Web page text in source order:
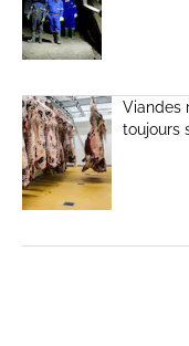
Viandes
toujours